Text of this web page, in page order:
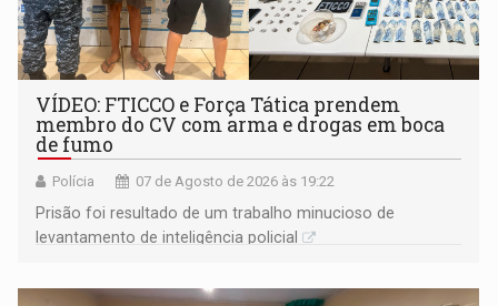
VÍDEO: FTICCO e Força Tática prendem
membro do CV com arma e drogas em boca
de fumo
Polícia 07 de Agosto de 2026 às 19:22
Prisão foi resultado de um trabalho minucioso de
levantamento de inteligência policial